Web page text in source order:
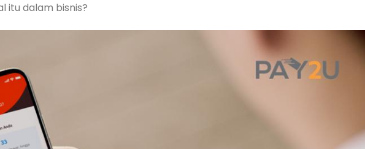
itu dalam bisnis?